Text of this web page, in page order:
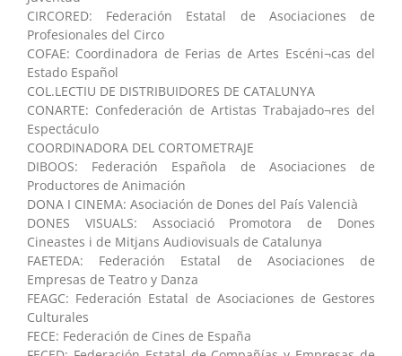
CIRCORED: Federación Estatal de Asociaciones de
Profesionales del Circo
COFAE: Coordinadora de Ferias de Artes Escéni¬cas del
Estado Español
COL.LECTIU DE DISTRIBUIDORES DE CATALUNYA
CONARTE: Confederación de Artistas Trabajado¬res del
Espectáculo
COORDINADORA DEL CORTOMETRAJE
DIBOOS: Federación Española de Asociaciones de
Productores de Animación
DONA I CINEMA: Asociación de Dones del País Valencià
DONES VISUALS: Associació Promotora de Dones
Cineastes i de Mitjans Audiovisuals de Catalunya
FAETEDA: Federación Estatal de Asociaciones de
Empresas de Teatro y Danza
FEAGC: Federación Estatal de Asociaciones de Gestores
Culturales
FECE: Federación de Cines de España